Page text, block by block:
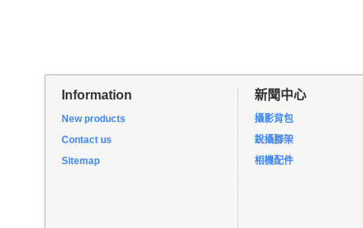
Information
New products
Contact us
Sitemap
新聞中心
攝影背包
銳攝腳架
相機配件